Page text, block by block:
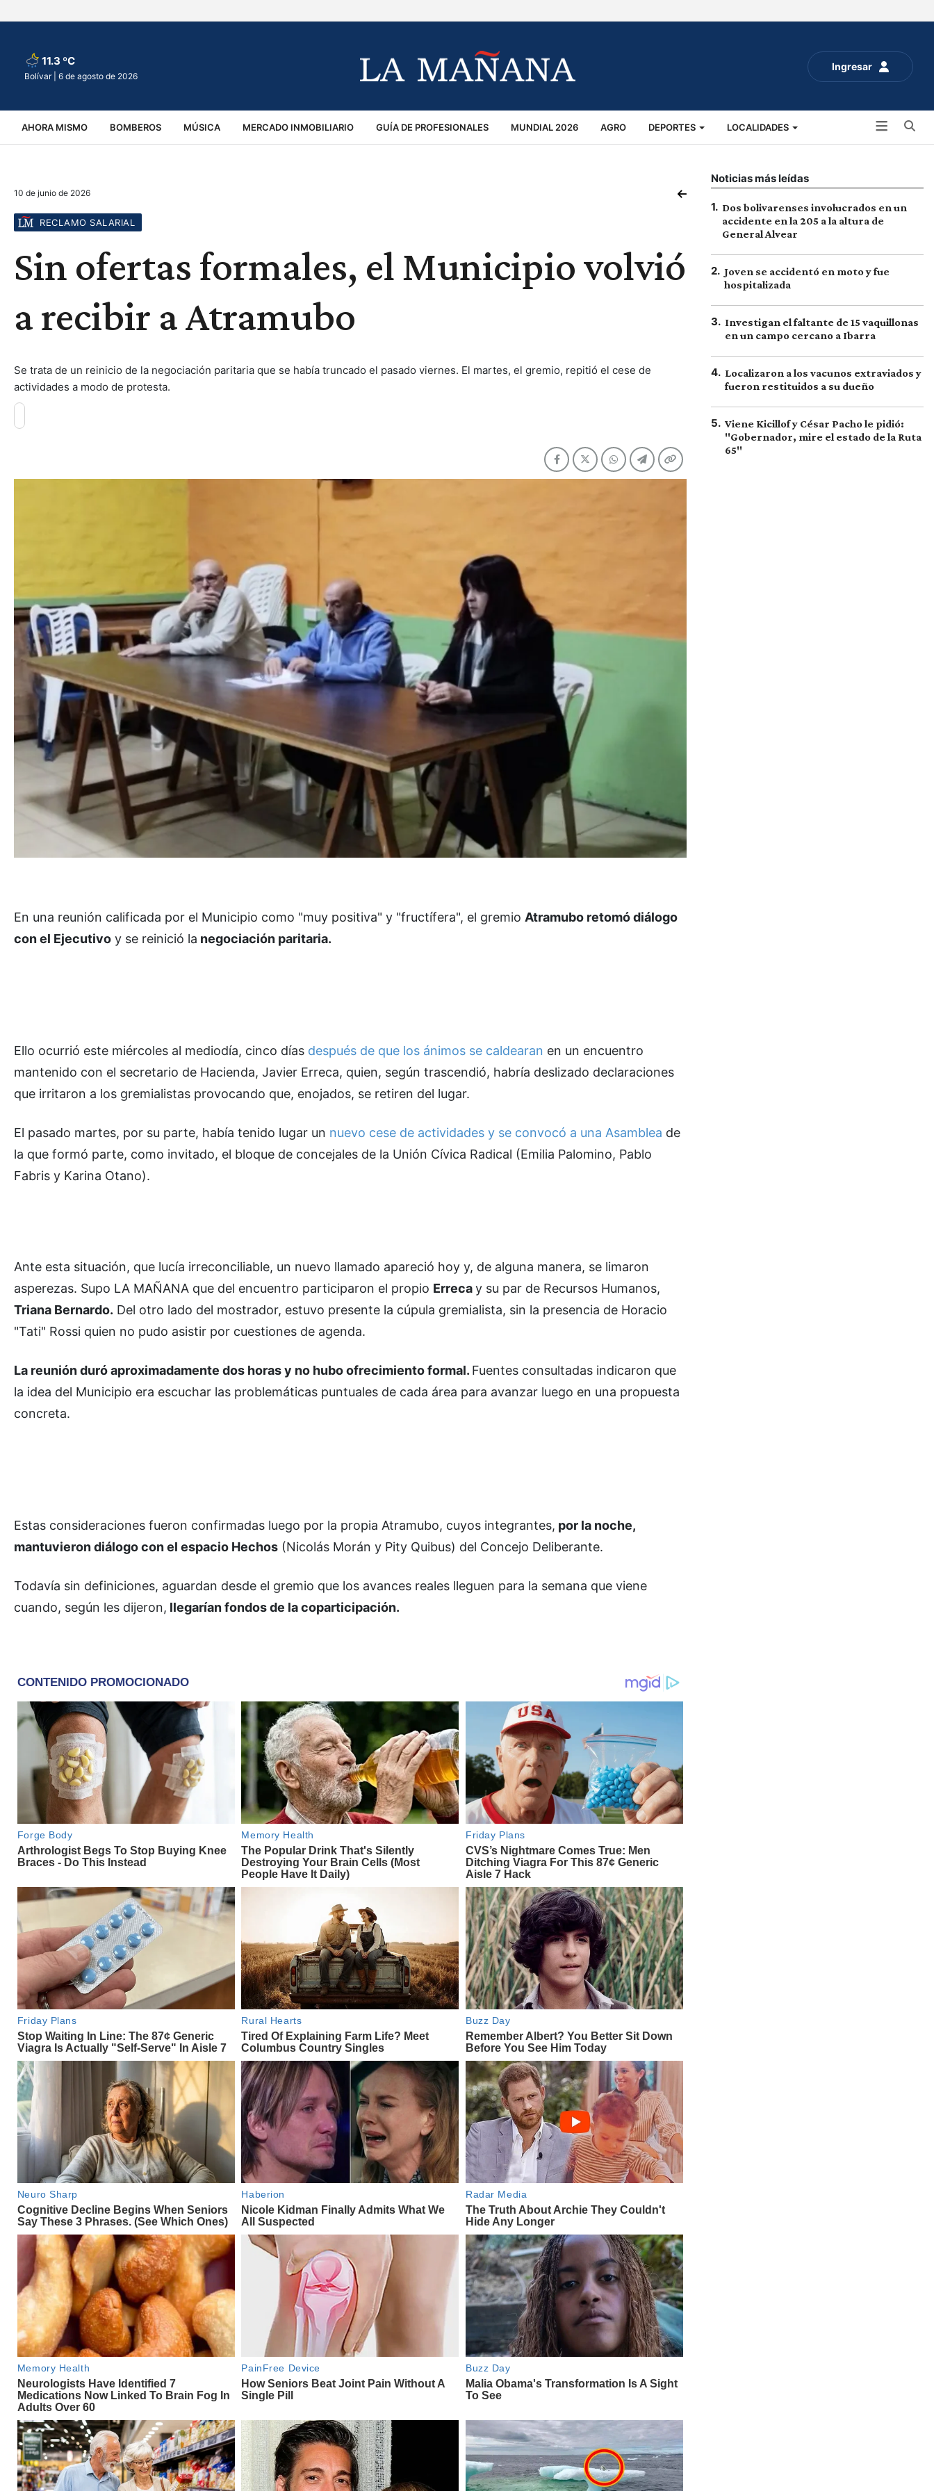
Ingresar
11.3 ºC
Bolívar | 6 de agosto de 2026
AHORA MISMO BOMBEROS MÚSICA MERCADO INMOBILIARIO GUÍA DE PROFESIONALES MUNDIAL 2026 AGRO DEPORTES LOCALIDADES
VIRALES ACCIDENTES
10 de junio de 2026
RECLAMO SALARIAL
Sin ofertas formales, el Municipio volvió
a recibir a Atramubo
Se trata de un reinicio de la negociación paritaria que se había truncado el pasado viernes. El martes, el gremio, repitió el cese de
actividades a modo de protesta.
En una reunión calificada por el Municipio como "muy positiva" y "fructífera", el gremio Atramubo retomó diálogo
con el Ejecutivo y se reinició la negociación paritaria.
Ello ocurrió este miércoles al mediodía, cinco días después de que los ánimos se caldearan en un encuentro
mantenido con el secretario de Hacienda, Javier Erreca, quien, según trascendió, habría deslizado declaraciones
que irritaron a los gremialistas provocando que, enojados, se retiren del lugar.
El pasado martes, por su parte, había tenido lugar un nuevo cese de actividades y se convocó a una Asamblea de
la que formó parte, como invitado, el bloque de concejales de la Unión Cívica Radical (Emilia Palomino, Pablo
Fabris y Karina Otano).
Ante esta situación, que lucía irreconciliable, un nuevo llamado apareció hoy y, de alguna manera, se limaron
asperezas. Supo LA MAÑANA que del encuentro participaron el propio Errecay su par de Recursos Humanos,
Triana Bernardo. Del otro lado del mostrador, estuvo presente la cúpula gremialista, sin la presencia de Horacio
"Tati" Rossi quien no pudo asistir por cuestiones de agenda.
La reunión duró aproximadamente dos horas y no hubo ofrecimiento formal. Fuentes consultadas indicaron que
la idea del Municipio era escuchar las problemáticas puntuales de cada área para avanzar luego en una propuesta
concreta.
Estas consideraciones fueron confirmadas luego por la propia Atramubo, cuyos integrantes, por la noche,
mantuvieron diálogo con el espacio Hechos (Nicolás Morán y Pity Quibus) del Concejo Deliberante.
Todavía sin definiciones, aguardan desde el gremio que los avances reales lleguen para la semana que viene
cuando, según les dijeron, llegarían fondos de la coparticipación.
Noticias más leídas
1. Dos bolivarenses involucrados en un
accidente en la 205 a la altura de
General Alvear
2. Joven se accidentó en moto y fue
hospitalizada
3. Investigan el faltante de 15 vaquillonas
en un campo cercano a Ibarra
4. Localizaron a los vacunos extraviados y
fueron restituidos a su dueño
5. Viene Kicillof y César Pacho le pidió:
"Gobernador, mire el estado de la Ruta
65"